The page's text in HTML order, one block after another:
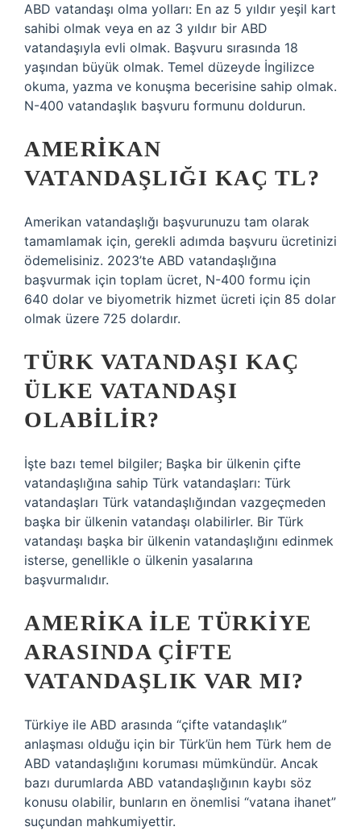
ABD vatandaşı olma yolları: En az 5 yıldır yeşil kart
sahibi olmak veya en az 3 yıldır bir ABD
vatandaşıyla evli olmak. Başvuru sırasında 18
yaşından büyük olmak. Temel düzeyde İngilizce
okuma, yazma ve konuşma becerisine sahip olmak.
N-400 vatandaşlık başvuru formunu doldurun.
AMERIKAN
VATANDAŞLIĞI KAÇ TL?
Amerikan vatandaşlığı başvurunuzu tam olarak
tamamlamak için, gerekli adımda başvuru ücretinizi
ödemelisiniz. 2023’te ABD vatandaşlığına
başvurmak için toplam ücret, N-400 formu için
640 dolar ve biyometrik hizmet ücreti için 85 dolar
olmak üzere 725 dolardır.
TÜRK VATANDAŞI KAÇ
ÜLKE VATANDAŞI
OLABILIR?
İşte bazı temel bilgiler; Başka bir ülkenin çifte
vatandaşlığına sahip Türk vatandaşları: Türk
vatandaşları Türk vatandaşlığından vazgeçmeden
başka bir ülkenin vatandaşı olabilirler. Bir Türk
vatandaşı başka bir ülkenin vatandaşlığını edinmek
isterse, genellikle o ülkenin yasalarına
başvurmalıdır.
AMERIKA ILE TÜRKIYE
ARASINDA ÇIFTE
VATANDAŞLIK VAR MI?
Türkiye ile ABD arasında “çifte vatandaşlık”
anlaşması olduğu için bir Türk’ün hem Türk hem de
ABD vatandaşlığını koruması mümkündür. Ancak
bazı durumlarda ABD vatandaşlığının kaybı söz
konusu olabilir, bunların en önemlisi “vatana ihanet”
suçundan mahkumiyettir.